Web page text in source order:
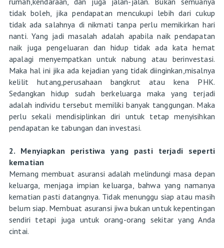
tidak boleh, jika pendapatan mencukupi lebih dari cukup
tidak ada salahnya di nikmati tanpa perlu memikirkan hari
nanti. Yang jadi masalah adalah apabila naik pendapatan
naik juga pengeluaran dan hidup tidak ada kata hemat
apalagi menyempatkan untuk nabung atau berinvestasi.
Maka hal ini jika ada kejadian yang tidak diinginkan,misalnya
kelilit hutang,perusahaan bangkrut atau kena PHK.
Sedangkan hidup sudah berkeluarga maka yang terjadi
adalah individu tersebut memiliki banyak tanggungan. Maka
perlu sekali mendisiplinkan diri untuk tetap menyisihkan
pendapatan ke tabungan dan investasi.
2. Menyiapkan peristiwa yang pasti terjadi seperti
kematian
Memang membuat asuransi adalah melindungi masa depan
keluarga, menjaga impian keluarga, bahwa yang namanya
kematian pasti datangnya. Tidak menunggu siap atau masih
belum siap. Membuat asuransi jiwa bukan untuk kepentingan
sendiri tetapi juga untuk orang-orang sekitar yang Anda
cintai.